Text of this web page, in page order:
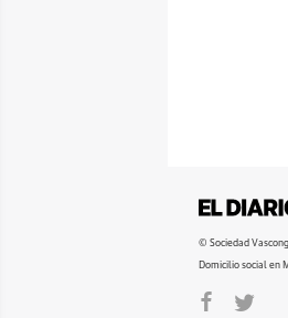
© Sociedad
Domicilio social en